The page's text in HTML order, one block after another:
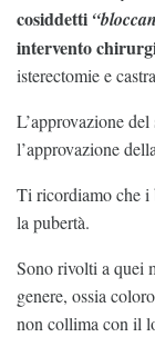
cosiddetti
intervento
isterectomie e
L’approvazione
l’approvazione
Ti ricordiamo che i
la pubertà.
Sono rivolti a quei
genere, ossia
non collima con il